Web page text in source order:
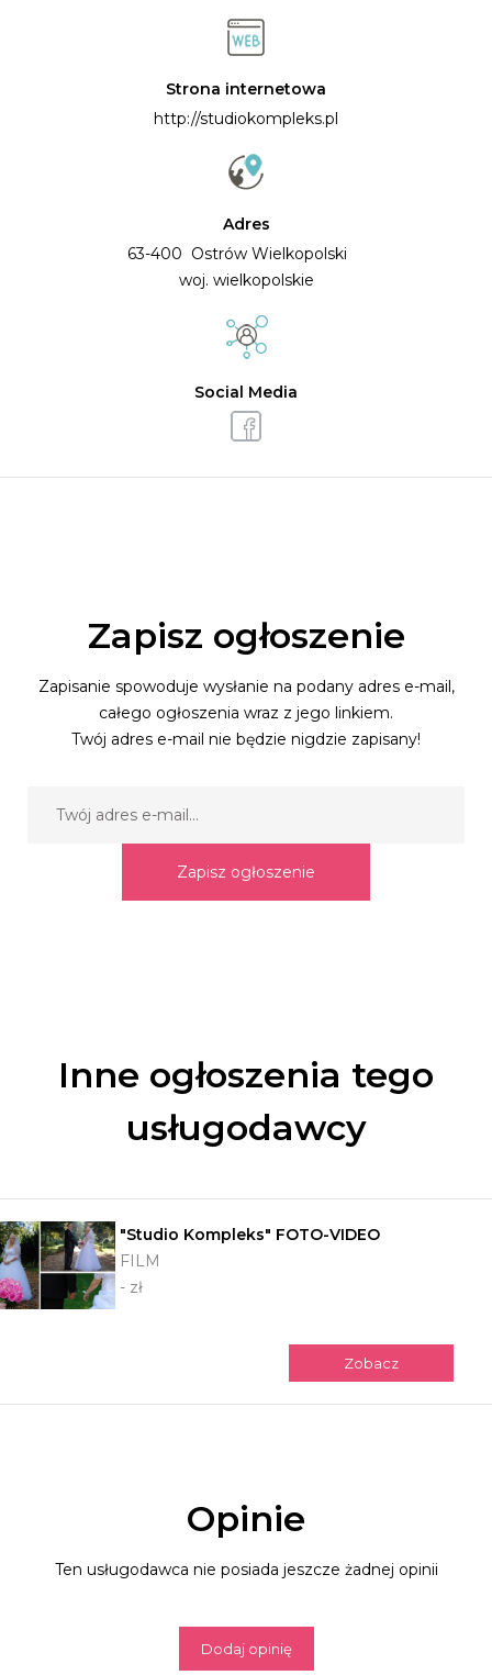
dzięki współpracy z zaprzyjaźnionymi firmami FOTO-
Strona internetowa
http://studiokompleks.pl
Adres
63-400 Ostrów Wielkopolski
woj. wielkopolskie
Social Media
Zapisz ogłoszenie
Zapisanie spowoduje wysłanie na podany adres e-mail,
całego ogłoszenia wraz z jego linkiem.
Twój adres e-mail nie będzie nigdzie zapisany!
Zapisz ogłoszenie
Inne ogłoszenia tego
usługodawcy
"Studio Kompleks" FOTO-VIDEO
FILM
- zł
Zobacz
Opinie
Ten usługodawca nie posiada jeszcze żadnej opinii
Dodaj opinię